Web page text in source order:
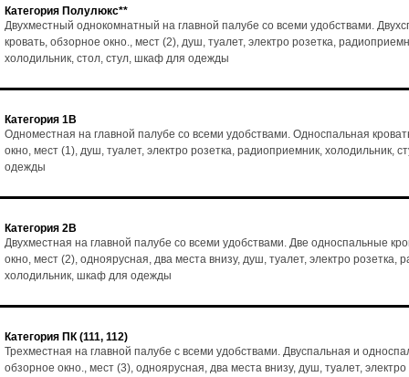
Категория Полулюкс**
Двухместный однокомнатный на главной палубе со всеми удобствами.
кровать, обзорное окно., мест (2), душ, туалет, электро розетка,
холодильник, стол, стул, шкаф для одежды
Категория 1В
Одноместная на главной палубе со всеми удобствами. Односпальная
окно, мест (1), душ, туалет, электро розетка, радиоприемник, холодильник,
одежды
Категория 2В
Двухместная на главной палубе со всеми удобствами. Две односпальные
окно, мест (2), одноярусная, два места внизу, душ, туалет, электро розетка,
холодильник, шкаф для одежды
Категория ПК (111, 112)
Трехместная на главной палубе с всеми удобствами. Двуспальная и
обзорное окно., мест (3), одноярусная, два места внизу, душ, туалет, электро